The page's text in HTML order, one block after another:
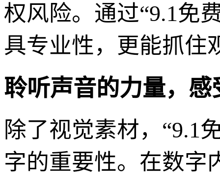
权风险。通过“9.1免
具专业性，更能抓住
聆听声音的力量，感
除了视觉素材，“9.1
字的重要性。在数字